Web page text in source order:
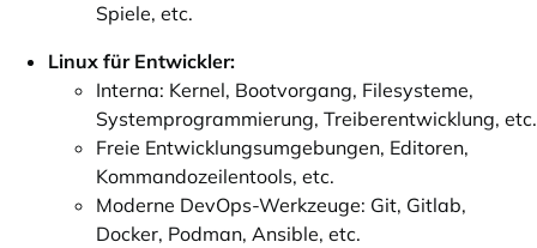
Spiele, etc.
Linux für Entwickler:
Interna: Kernel, Bootvorgang, Filesysteme,
Systemprogrammierung, Treiberentwicklung, etc.
Freie Entwicklungsumgebungen, Editoren,
Kommandozeilentools, etc.
Moderne DevOps-Werkzeuge: Git, Gitlab,
Docker, Podman, Ansible, etc.